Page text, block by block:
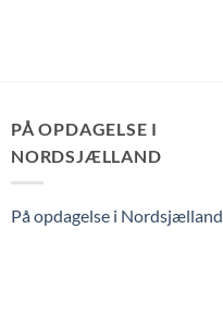
PÅ OPDAGELSE I
NORDSJÆLLAND
På opdagelse i Nordsjælland